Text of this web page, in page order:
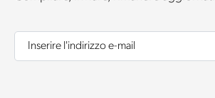
Inserire l'indirizzo e-mail